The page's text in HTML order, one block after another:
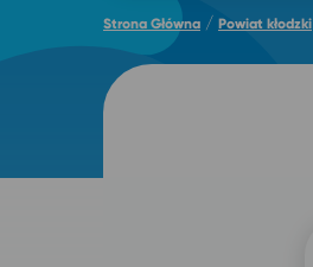
Strona Główna / Powiat kłodzki